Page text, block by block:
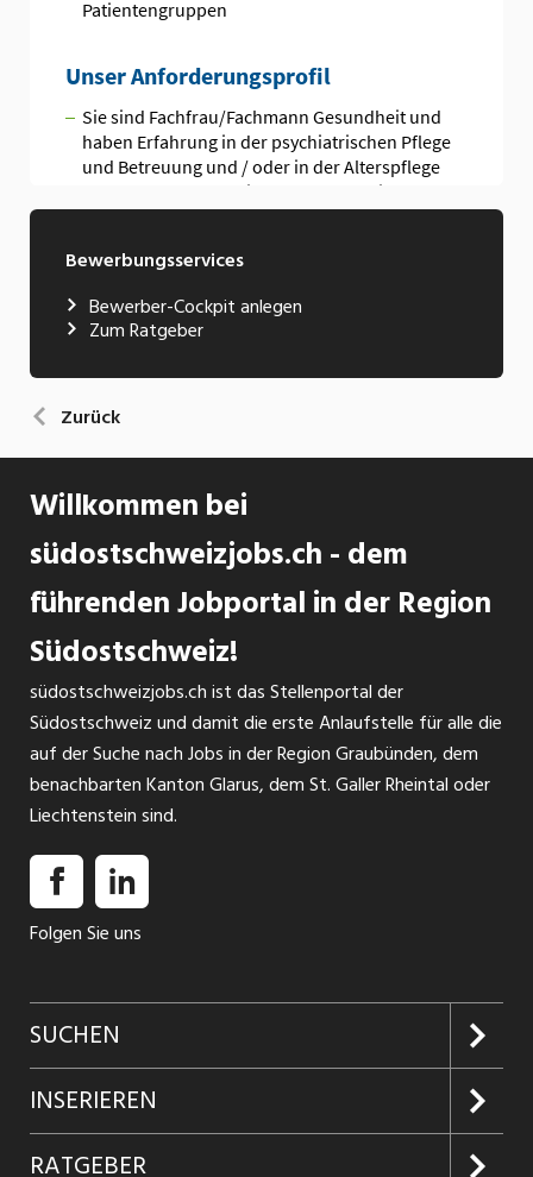
Bewerbungsservices
Bewerber-Cockpit anlegen
Zum Ratgeber
Zurück
Willkommen bei
südostschweizjobs.ch - dem
führenden Jobportal in der Region
Südostschweiz!
südostschweizjobs.ch ist das Stellenportal der
Südostschweiz und damit die erste Anlaufstelle für alle die
auf der Suche nach Jobs in der Region Graubünden, dem
benachbarten Kanton Glarus, dem St. Galler Rheintal oder
Liechtenstein sind.
Folgen Sie uns
SUCHEN
Jobs suchen
Jobabo
INSERIEREN
Kundenlogin
RATGEBER